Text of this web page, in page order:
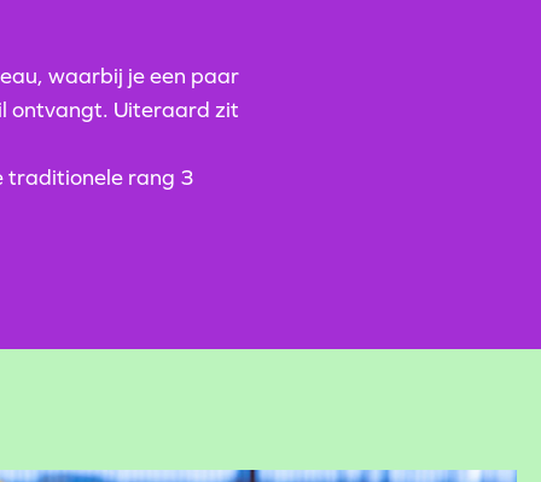
waarbij je een paar
ontvangt. Uiteraard zit
traditionele rang 3